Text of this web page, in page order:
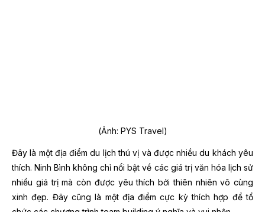
(Ảnh: PYS Travel)
Đây là một địa điểm du lịch thú vị và được nhiều du khách yêu
thích. Ninh Bình không chỉ nổi bật về các giá trị văn hóa lịch sử
nhiều giá trị mà còn được yêu thích bởi thiên nhiên vô cùng
xinh đẹp. Đây cũng là một địa điểm cực kỳ thích hợp để tổ